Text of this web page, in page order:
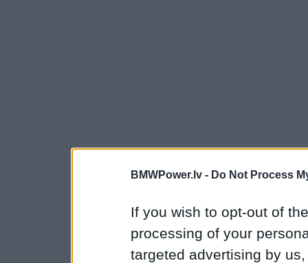
BMWPower.lv - Do Not Process
If you wish to opt-out of
processing of your
targeted advertising by